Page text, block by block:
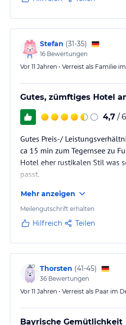
(preislichen) Alternativen zu
den Tegernsee.
Stefan (31-35)
16 Bewertungen
Vor 11 Jahren • Verreist als Familie
Gutes, zümftiges Hotel
4,7 / 6
Gutes Preis-/
ca 15 min zum Tegernsee zu
Hotel eher rustikalen Stil was
passt.
Sehr schön war, dass schon
und das das Schlafzimmer
Aufenthaltsbereich.
Abend zum fernsehen eher
Mehr anzeigen
Meilengutschrift erhalten
Hilfreich Teilen
Thorsten (41-45)
36 Bewertungen
Vor 11 Jahren • Verreist als Paar im
Bayrische Gemütlichkeit